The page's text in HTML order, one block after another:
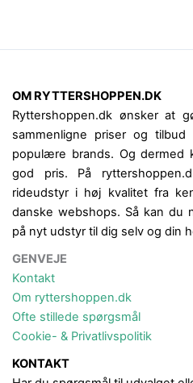
OM RYTTERSHOPPEN.DK
Ryttershoppen.dk ønsker at
sammenligne priser og
populære brands. Og
god pris. På
rideudstyr i høj kvalitet fra
danske webshops. Så kan du
på nyt udstyr til dig selv og din
GENVEJE
Kontakt
Om ryttershoppen.dk
Ofte stillede spørgsmål
Cookie- & Privatlivspolitik
KONTAKT